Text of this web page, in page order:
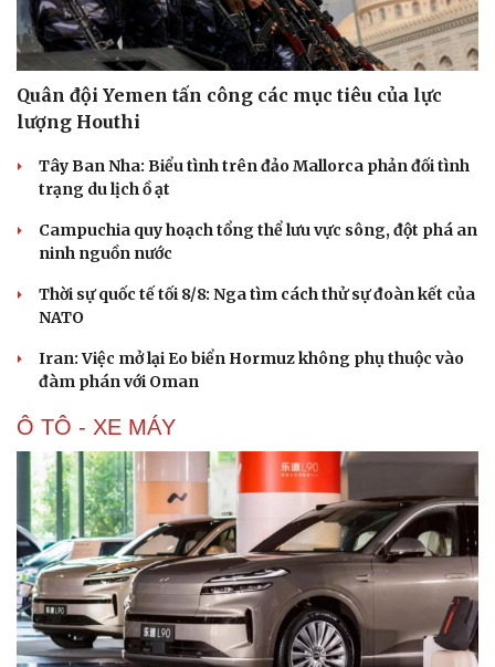
Cải chính
Quân đội Yemen tấn công các mục tiêu của lực
lượng Houthi
Tây Ban Nha: Biểu tình trên đảo Mallorca phản đối tình
trạng du lịch ồ ạt
Campuchia quy hoạch tổng thể lưu vực sông, đột phá an
ninh nguồn nước
Thời sự quốc tế tối 8/8: Nga tìm cách thử sự đoàn kết của
NATO
Iran: Việc mở lại Eo biển Hormuz không phụ thuộc vào
đàm phán với Oman
Ô TÔ - XE MÁY